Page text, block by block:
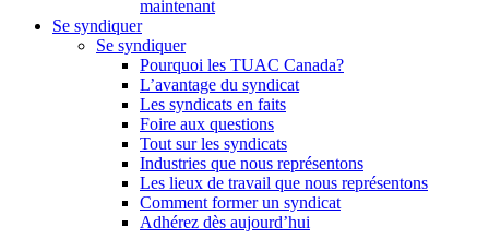
maintenant
Se syndiquer
Se syndiquer
Pourquoi les TUAC Canada?
L’avantage du syndicat
Les syndicats en faits
Foire aux questions
Tout sur les syndicats
Industries que nous représentons
Les lieux de travail que nous représentons
Comment former un syndicat
Adhérez dès aujourd’hui